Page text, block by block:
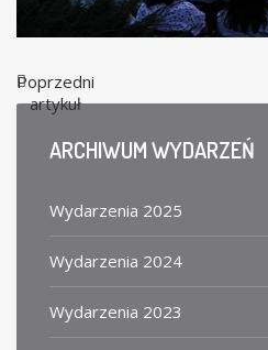
Poprzedni
artykuł
ARCHIWUMWYDARZEŃ
Wydarzenia 2025
Wydarzenia 2024
Wydarzenia 2023